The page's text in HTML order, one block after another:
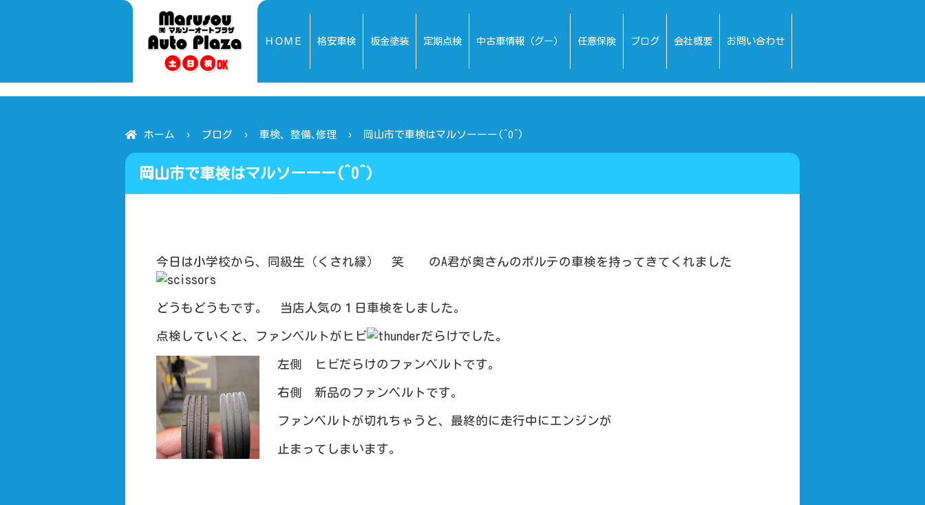
ＨＯＭＥ 格安車検 板金塗装 定期点検 中古車情報（グー） 任意保険 ブログ 会社概要 お問い合わせ
ホーム ブログ 車検、整備､修理 岡山市で車検はマルソーーー(^O^)
岡山市で車検はマルソーーー(^O^)
今日は小学校から、同級生（くされ縁） 笑 のA君が奥さんのポルテの車検を持ってきてくれました
どうもどうもです。 当店人気の１日車検をしました。
点検していくと、ファンベルトがヒビ だらけでした。
左側 ヒビだらけのファンベルトです。
右側 新品のファンベルトです。
ファンベルトが切れちゃうと、最終的に走行中にエンジンが
止まってしまいます。